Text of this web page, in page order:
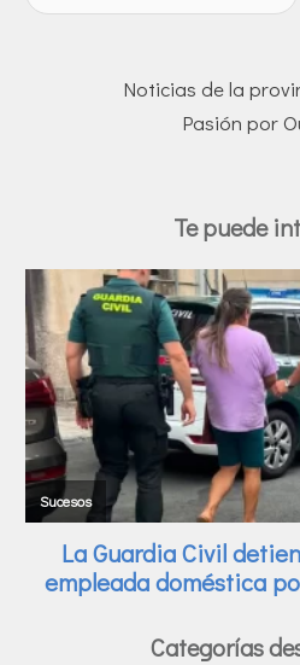
Noticias de la
Pasión por
Te puede
Categorías